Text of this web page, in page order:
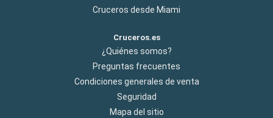
Cruceros desde Miami
Cruceros.es
¿Quiénes somos?
Preguntas frecuentes
Condiciones generales de venta
Seguridad
Mapa del sitio